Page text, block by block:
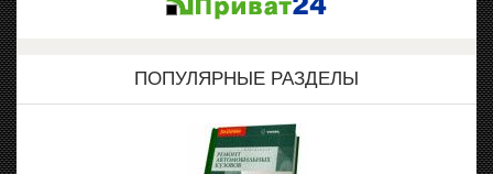
ПОПУЛЯРНЫЕ РАЗДЕЛЫ